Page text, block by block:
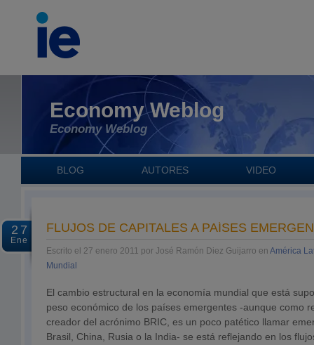
Economy Weblog
Economy Weblog
BLOG AUTORES VIDEO
27
Ene
FLUJOS DE CAPITALES A PAÍSES
Escrito el 27 enero 2011 por José Ramón Diez Guijarro en América
Mundial
El cambio estructural en la economía mundial que está
peso económico de los países emergentes -aunque como
creador del acrónimo BRIC, es un poco patético llamar
Brasil, China, Rusia o la India- se está reflejando en los